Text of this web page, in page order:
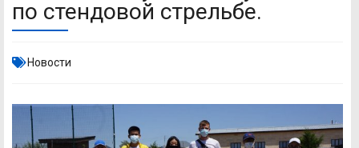
по стендовой стрельбе.
Новости